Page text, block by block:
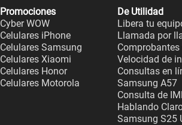
Promociones
Cyber WOW
Celulares iPhone
Celulares Samsung
Celulares Xiaomi
Celulares Honor
Celulares Motorola
De Utilidad
Libera tu
Llamada por
Velocidad de
Consultas en
Samsung A57
Consulta de
Hablando
Samsung S25